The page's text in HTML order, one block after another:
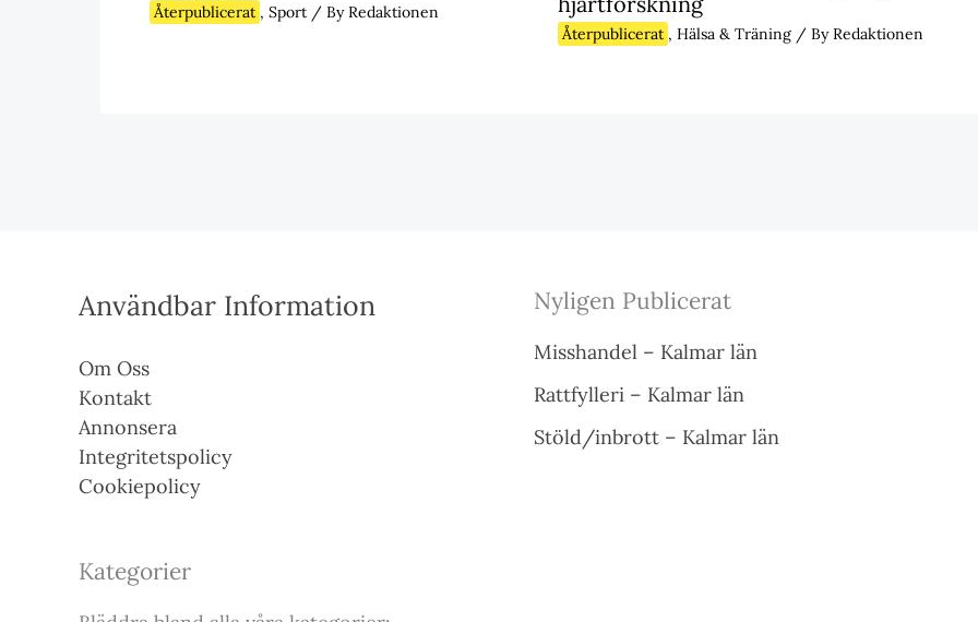
Återpublicerat , Sport / ByRedaktionen
Återpublicerat , Hälsa & Träning/ ByRedaktionen
Användbar Information
Om Oss
Kontakt
Annonsera
Integritetspolicy
Cookiepolicy
Kategorier
Nyligen Publicerat
Misshandel – Kalmar län
Rattfylleri – Kalmar län
Stöld/inbrott – Kalmar län